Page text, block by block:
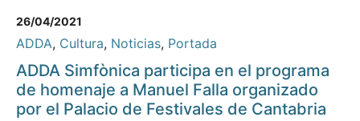
26/04/2021
ADDA, Cultura, Noticias, Portada
ADDA Simfònica participa en el programa
de homenaje a Manuel Falla organizado
por el Palacio de Festivales de Cantabria